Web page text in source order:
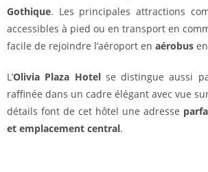
Gothique. Les principales attractions
accessibles à pied ou en transport en
facile de rejoindre l’aéroport en aérobus
L’Olivia Plaza Hotelse distingue aussi
raffinée dans un cadre élégant avec vue
détails font de cet hôtel une adresse
et emplacement central.